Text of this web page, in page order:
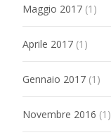
Maggio 2017 (1)
Aprile 2017 (1)
Gennaio 2017 (1)
Novembre 2016 (1)